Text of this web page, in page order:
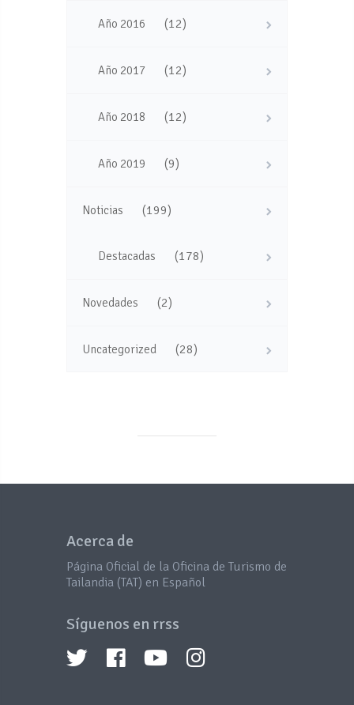
Año 2016 (12)
Año 2017 (12)
Año 2018 (12)
Año 2019 (9)
Noticias (199)
Destacadas (178)
Novedades (2)
Uncategorized (28)
Acerca de
Página Oficial de la Oficina de Turismo de
Tailandia (TAT) en Español
Síguenos en rrss